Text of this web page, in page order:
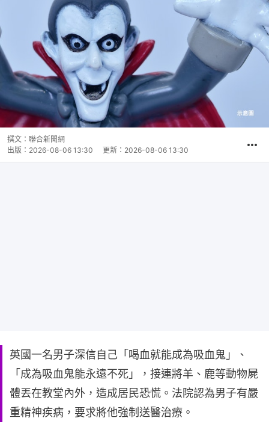
撰文： 聯合新聞網
出版： 2026-08-06 13:30 更新： 2026-08-06 13:30
英國一名男子深信自己「喝血就能成為吸血鬼」、
「成為吸血鬼能永遠不死」，接連將羊、鹿等動物屍
體丟在教堂內外，造成居民恐慌。法院認為男子有嚴
重精神疾病，要求將他強制送醫治療。